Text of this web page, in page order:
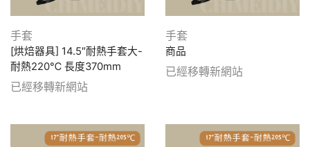
手套
[烘焙器具] 14.5″耐熱手套大-
耐熱220℃ 長度370mm
已經移轉新網站
手套
商品
已經移轉新網站